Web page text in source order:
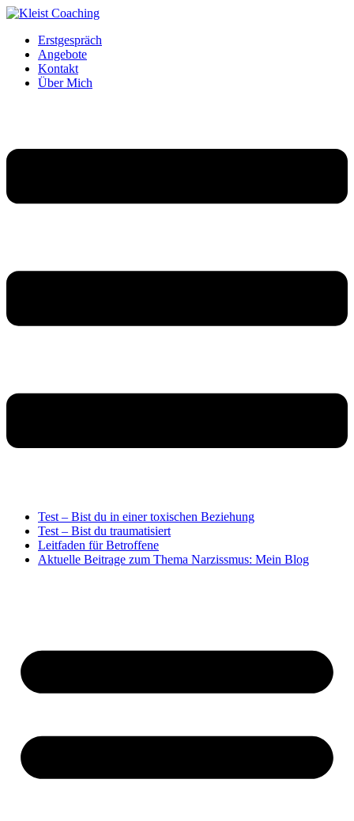
Erstgespräch
Angebote
Kontakt
Über Mich
Test – Bist du in einer toxischen Beziehung
Test – Bist du traumatisiert
Leitfaden für Betroffene
Aktuelle Beitrage zum Thema Narzissmus: Mein Blog